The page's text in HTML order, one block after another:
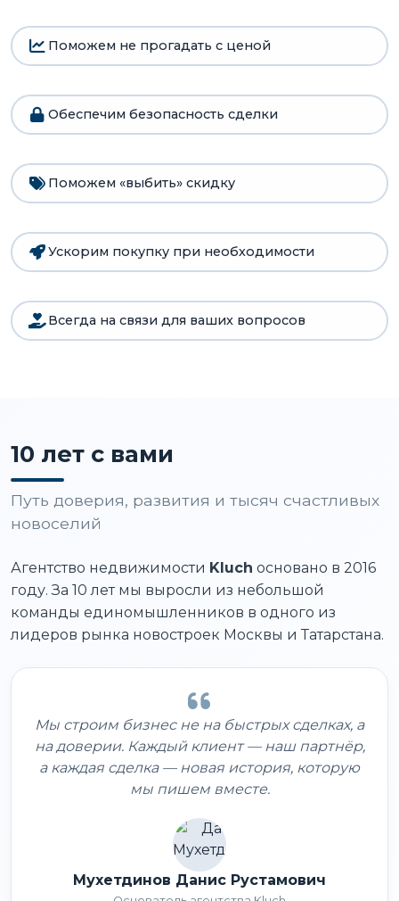
Поможем не прогадать с ценой
Обеспечим безопасность сделки
Поможем «выбить» скидку
Ускорим покупку при необходимости
Всегда на связи для ваших вопросов
10 лет с вами
Путь доверия, развития и тысяч счастливых
новоселий
Агентство недвижимости Kluch основано в 2016
году. За 10 лет мы выросли из небольшой
команды единомышленников в одного из
лидеров рынка новостроек Москвы и Татарстана.
Мы строим бизнес не на быстрых сделках, а
на доверии. Каждый клиент — наш партнёр,
а каждая сделка — новая история, которую
мы пишем вместе.
Мухетдинов Данис Рустамович